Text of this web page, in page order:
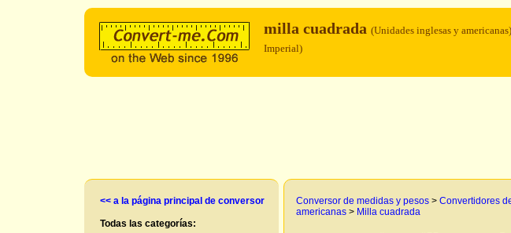
milla cuadrada (Unidades inglesas y americanas)
Imperial)
<< a la página principal de conversor
Todas las categorías:
Conversor de medidas y pesos > Convertidores
americanas > Milla cuadrada